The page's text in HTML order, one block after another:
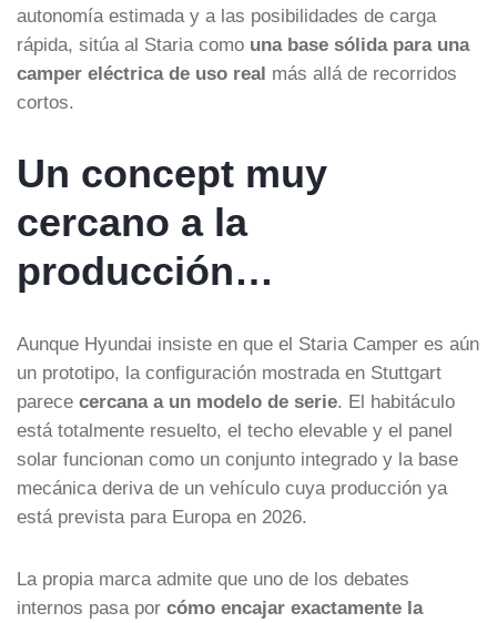
autonomía estimada y a las posibilidades de carga
rápida, sitúa al Staria como una base sólida para una
camper eléctrica de uso real más allá de recorridos
cortos.
Un concept muy
cercano a la
producción…
Aunque Hyundai insiste en que el Staria Camper es aún
un prototipo, la configuración mostrada en Stuttgart
parece cercana a un modelo de serie. El habitáculo
está totalmente resuelto, el techo elevable y el panel
solar funcionan como un conjunto integrado y la base
mecánica deriva de un vehículo cuya producción ya
está prevista para Europa en 2026.
La propia marca admite que uno de los debates
internos pasa por cómo encajar exactamente la